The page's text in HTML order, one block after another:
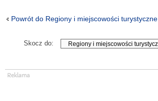
Powrót do Regiony i miejscowości turystyczne
Skocz do: